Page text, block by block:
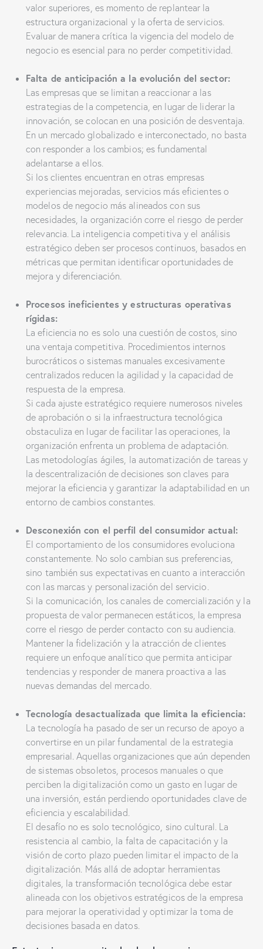
valor superiores, es momento de replantear la
estructura organizacional y la oferta de servicios.
Evaluar de manera crítica la vigencia del modelo de
negocio es esencial para no perder competitividad.
Falta de anticipación a la evolución del sector:
Las empresas que se limitan a reaccionar a las
estrategias de la competencia, en lugar de liderar la
innovación, se colocan en una posición de desventaja.
En un mercado globalizado e interconectado, no basta
con responder a los cambios; es fundamental
adelantarse a ellos.
Si los clientes encuentran en otras empresas
experiencias mejoradas, servicios más eficientes o
modelos de negocio más alineados con sus
necesidades, la organización corre el riesgo de perder
relevancia. La inteligencia competitiva y el análisis
estratégico deben ser procesos continuos, basados en
métricas que permitan identificar oportunidades de
mejora y diferenciación.
Procesos ineficientes y estructuras operativas
rígidas:
La eficiencia no es solo una cuestión de costos, sino
una ventaja competitiva. Procedimientos internos
burocráticos o sistemas manuales excesivamente
centralizados reducen la agilidad y la capacidad de
respuesta de la empresa.
Si cada ajuste estratégico requiere numerosos niveles
de aprobación o si la infraestructura tecnológica
obstaculiza en lugar de facilitar las operaciones, la
organización enfrenta un problema de adaptación.
Las metodologías ágiles, la automatización de tareas y
la descentralización de decisiones son claves para
mejorar la eficiencia y garantizar la adaptabilidad en un
entorno de cambios constantes.
Desconexión con el perfil del consumidor actual:
El comportamiento de los consumidores evoluciona
constantemente. No solo cambian sus preferencias,
sino también sus expectativas en cuanto a interacción
con las marcas y personalización del servicio.
Si la comunicación, los canales de comercialización y la
propuesta de valor permanecen estáticos, la empresa
corre el riesgo de perder contacto con su audiencia.
Mantener la fidelización y la atracción de clientes
requiere un enfoque analítico que permita anticipar
tendencias y responder de manera proactiva a las
nuevas demandas del mercado.
Tecnología desactualizada que limita la eficiencia:
La tecnología ha pasado de ser un recurso de apoyo a
convertirse en un pilar fundamental de la estrategia
empresarial. Aquellas organizaciones que aún dependen
de sistemas obsoletos, procesos manuales o que
perciben la digitalización como un gasto en lugar de
una inversión, están perdiendo oportunidades clave de
eficiencia y escalabilidad.
El desafío no es solo tecnológico, sino cultural. La
resistencia al cambio, la falta de capacitación y la
visión de corto plazo pueden limitar el impacto de la
digitalización. Más allá de adoptar herramientas
digitales, la transformación tecnológica debe estar
alineada con los objetivos estratégicos de la empresa
para mejorar la operatividad y optimizar la toma de
decisiones basada en datos.